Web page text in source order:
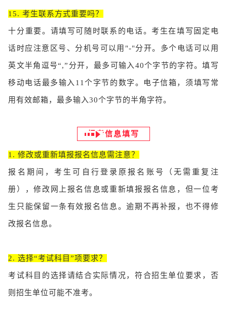
15. 考生联系方式重要吗？
十分重要。请填写可随时联系的电话。考生在填写固定电
话时应注意区号、分机号可以用"-"分开。多个电话可以用
英文半角逗号“,”分开，最多可输入40个字节的字符。填写
移动电话最多输入11个字节的数字。电子信箱，须填写常
用有效邮箱，最多输入30个字节的半角字符。
报考信息填写
1. 修改或重新填报报名信息需注意？
报名期间，考生可自行登录原报名账号（无需重复注
册），修改网上报名信息或重新填报报名信息，但一位考
生只能保留一条有效报名信息。逾期不再补报，也不得修
改报名信息。
2. 选择“考试科目”项要求？
考试科目的选择请结合实际情况，符合招生单位要求，否
则招生单位可能不准考。